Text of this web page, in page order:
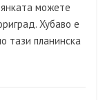
можете
Хубаво е
тази планинска